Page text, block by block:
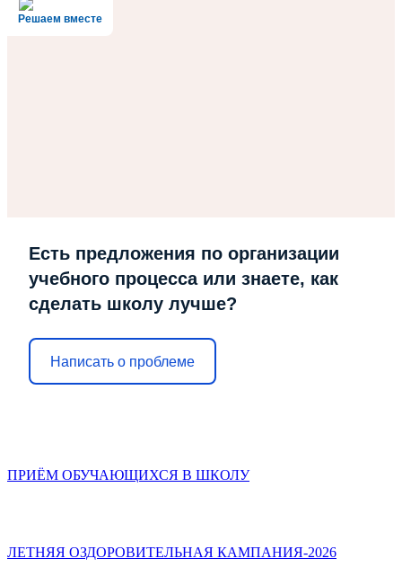
Решаем вместе
Есть предложения по организации
учебного процесса или знаете, как
сделать школу лучше?
Написать о проблеме
ПРИЁМ ОБУЧАЮЩИХСЯ В ШКОЛУ
ЛЕТНЯЯ ОЗДОРОВИТЕЛЬНАЯ КАМПАНИЯ-2026